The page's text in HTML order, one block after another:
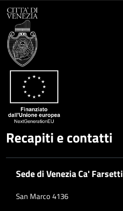
Recapiti e contatti
Sede di Venezia Ca' Farsetti
San Marco 4136